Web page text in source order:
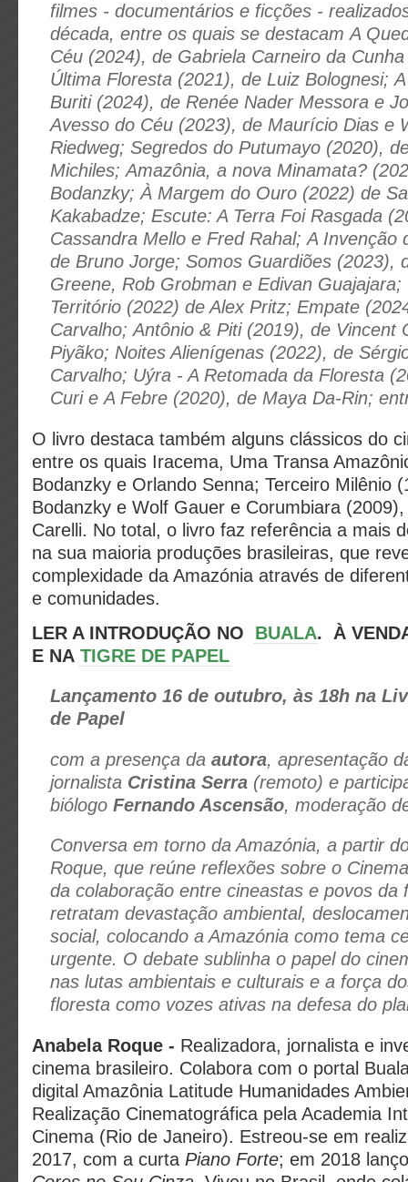
filmes - documentários e ficções -
década, entre os quais se destacam A
Céu (2024), de Gabriela Carneiro da
Última Floresta (2021), de Luiz Bolognesi;
Buriti (2024), de Renée Nader Messora e
Avesso do Céu (2023), de Maurício Dias e
Riedweg; Segredos do Putumayo (2020),
Michiles; Amazônia, a nova Minamata?
Bodanzky; À Margem do Ouro (2022) de
Kakabadze; Escute: A Terra Foi Rasgada
Cassandra Mello e Fred Rahal; A Invenção
de Bruno Jorge; Somos Guardiões (2023),
Greene, Rob Grobman e Edivan Guajajara;
Território (2022) de Alex Pritz; Empate
Carvalho; Antônio & Piti (2019), de Vincent
Piyãko; Noites Alienígenas (2022), de
Carvalho; Uýra - A Retomada da Floresta
Curi e A Febre (2020), de Maya Da-Rin;
O livro destaca também alguns clássicos do
entre os quais Iracema, Uma Transa
Bodanzky e Orlando Senna; Terceiro Milênio
Bodanzky e Wolf Gauer e Corumbiara
Carelli. No total, o livro faz referência a mais
na sua maioria produções brasileiras, que
complexidade da Amazónia através de
e comunidades.
LER A INTRODUÇÃO NO
BUALA. À
E NA TIGRE DE PAPEL
Lançamento 16 de outubro, às 18h na
de Papel
com a presença da autora, apresentação
jornalista Cristina Serra (remoto) e
biólogo Fernando Ascensão, moderação
Conversa em torno da Amazónia, a partir
Roque, que reúne reflexões sobre o
da colaboração entre cineastas e povos da
retratam devastação ambiental,
social, colocando a Amazónia como tema
urgente. O debate sublinha o papel do
nas lutas ambientais e culturais e a força
floresta como vozes ativas na defesa do
Anabela Roque - Realizadora, jornalista e
cinema brasileiro. Colabora com o portal
digital Amazônia Latitude Humanidades
Realização Cinematográfica pela Academia
Cinema (Rio de Janeiro). Estreou-se em
2017, com a curta Piano Forte; em 2018